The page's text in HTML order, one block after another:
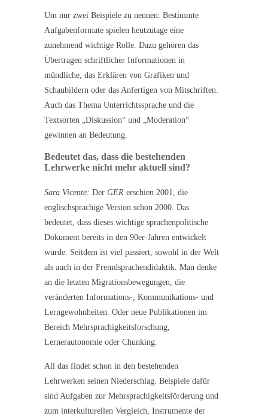
Um nur zwei Beispiele zu nennen: Bestimmte
Aufgabenformate spielen heutzutage eine
zunehmend wichtige Rolle. Dazu gehören das
Übertragen schriftlicher Informationen in
mündliche, das Erklären von Grafiken und
Schaubildern oder das Anfertigen von Mitschriften.
Auch das Thema Unterrichtssprache und die
Textsorten „Diskussion“ und „Moderation“
gewinnen an Bedeutung.
Bedeutet das, dass die bestehenden
Lehrwerke nicht mehr aktuell sind?
Sara Vicente: Der GER erschien 2001, die
englischsprachige Version schon 2000. Das
bedeutet, dass dieses wichtige sprachenpolitische
Dokument bereits in den 90er-Jahren entwickelt
wurde. Seitdem ist viel passiert, sowohl in der Welt
als auch in der Fremdsprachendidaktik. Man denke
an die letzten Migrationsbewegungen, die
veränderten Informations-, Kommunikations- und
Lerngewohnheiten. Oder neue Publikationen im
Bereich Mehrsprachigkeitsforschung,
Lernerautonomie oder Chunking.
All das findet schon in den bestehenden
Lehrwerken seinen Niederschlag. Beispiele dafür
sind Aufgaben zur Mehrsprachigkeits­förderung und
zum interkulturellen Vergleich, Instrumente der